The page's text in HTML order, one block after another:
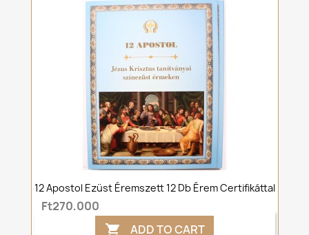
12 Apostol Ezüst Éremszett 12 Db Érem Certifikáttal
Ft270,000
 ADD TO CART